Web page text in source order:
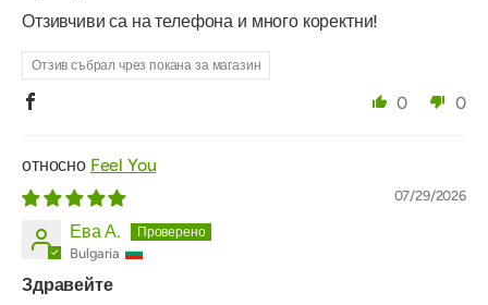
Отзивчиви са на телефона и много коректни!
Отзив събрал чрез покана за магазин
0 0
Feel You
07/29/2026
Ева А.
Bulgaria
Здравейте